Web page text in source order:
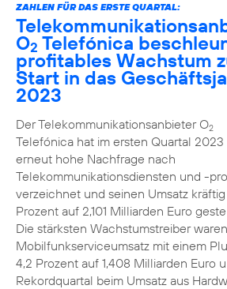
ZAHLEN FÜR DAS ERSTE QUARTAL:
O2 Telefónica
profitables Wachstum
Start in das
2023
Der Telekommunikationsanbieter O2
Telefónica hat im ersten Quartal 2023
erneut hohe Nachfrage nach
Telekommunikationsdiensten und -
verzeichnet und seinen Umsatz
Prozent auf 2,101 Milliarden Euro
Die stärksten Wachstumstreiber
Mobilfunkserviceumsatz mit einem
4,2 Prozent auf 1,408 Milliarden Euro
Rekordquartal beim Umsatz aus